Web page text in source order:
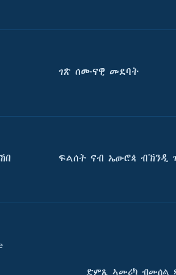
ገጽ ሰሙናዊ መደባት
ፍልሰት ናብ ኤውሮጳ ብኽንዲ
ድምጺ ኣመሪካ ብመሰል